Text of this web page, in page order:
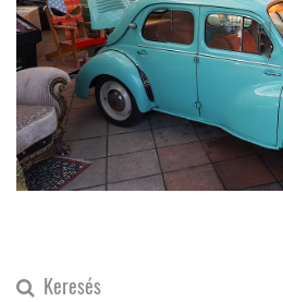
Keresés